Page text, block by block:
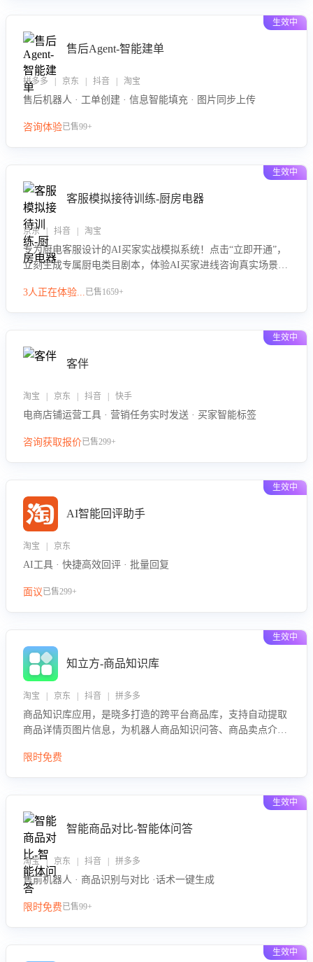
生效中
售后Agent-智能建单
拼多多 | 京东 | 抖音 | 淘宝
售后机器人 · 工单创建 · 信息智能填充 · 图片同步上传
咨询体验已售99+
生效中
客服模拟接待训练-厨房电器
京东 | 抖音 | 淘宝
专为厨电客服设计的AI买家实战模拟系统！点击“立即开通”，
立刻生成专属厨电类目剧本，体验AI买家进线咨询真实场景训
技巧！
3人正在体验...已售1659+
生效中
客伴
淘宝 | 京东 | 抖音 | 快手
电商店铺运营工具 · 营销任务实时发送 · 买家智能标签
咨询获取报价已售299+
生效中
AI智能回评助手
淘宝 | 京东
AI工具 · 快捷高效回评 · 批量回复
面议已售299+
生效中
知立方-商品知识库
淘宝 | 京东 | 抖音 | 拼多多
商品知识库应用，是晓多打造的跨平台商品库，支持自动提取
商品详情页图片信息，为机器人商品知识问答、商品卖点介绍
限时免费
生效中
智能商品对比-智能体问答
淘宝 | 京东 | 抖音 | 拼多多
售前机器人 · 商品识别与对比 ·话术一键生成
限时免费已售99+
生效中